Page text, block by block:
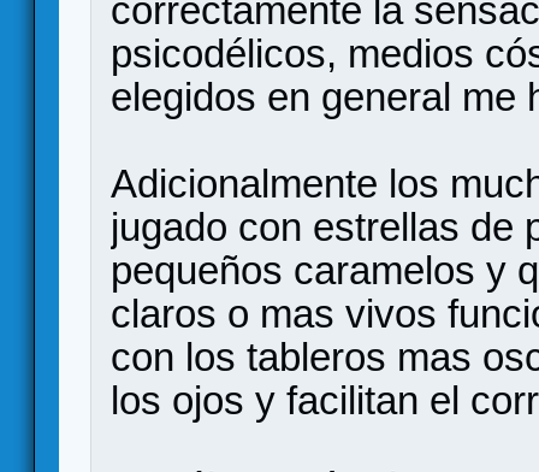
correctamente la
psicodélicos, medios
elegidos en general me
Adicionalmente los
jugado con estrellas de
pequeños caramelos y
claros o mas vivos
con los tableros mas
los ojos y facilitan el